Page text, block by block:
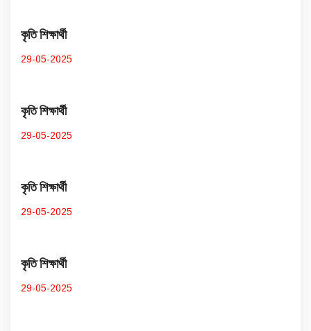
কৃতি শিক্ষার্থী
29-05-2025
কৃতি শিক্ষার্থী
29-05-2025
কৃতি শিক্ষার্থী
29-05-2025
কৃতি শিক্ষার্থী
29-05-2025